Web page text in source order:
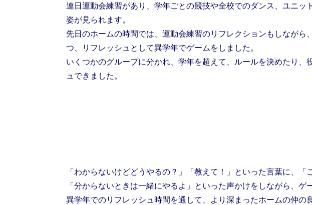
連日運動会練習があり、学年ごとの競技や全校でのダンス、ユニッ
姿が見られます。
先日のホームの時間では、運動会練習のリフレクションもしながら
つ、リフレッシュとして異学年でゲームをしました。
いくつかのグループに分かれ、学年を超えて、ルールを決めたり、
ュできました。
「わからないけどどうやるの？」「教えて！」といった言葉に、
「分からないときは一緒にやるよ」といった声かけをしながら、ゲ
異学年でのリフレッシュ時間を通して、より深まったホームの仲の